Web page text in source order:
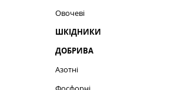
Овочеві
ШКІДНИКИ
ДОБРИВА
Азотні